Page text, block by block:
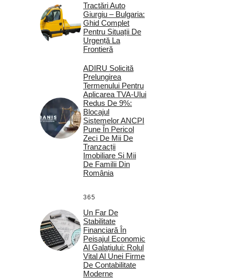
Tractări Auto
Giurgiu – Bulgaria:
Ghid Complet
Pentru Situații De
Urgență La
Frontieră
ADIRU Solicită
Prelungirea
Termenului Pentru
Aplicarea TVA-Ului
Redus De 9%:
Blocajul
Sistemelor ANCPI
Pune În Pericol
Zeci De Mii De
Tranzacții
Imobiliare Și Mii
De Familii Din
România
365
Un Far De
Stabilitate
Financiară În
Peisajul Economic
Al Galațiului: Rolul
Vital Al Unei Firme
De Contabilitate
Moderne